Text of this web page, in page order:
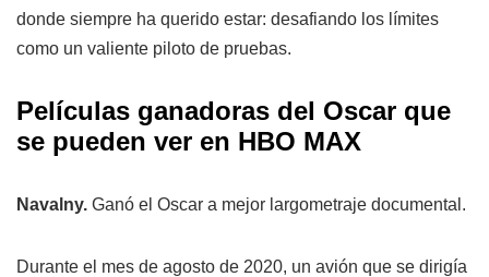
donde siempre ha querido estar: desafiando los límites
como un valiente piloto de pruebas.
Películas ganadoras del Oscar que
se pueden ver en HBO MAX
Navalny. Ganó el Oscar a mejor largometraje documental.
Durante el mes de agosto de 2020, un avión que se dirigía